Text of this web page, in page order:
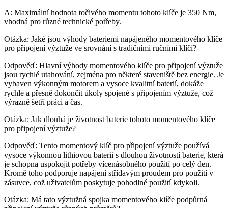
A: Maximální hodnota točivého momentu tohoto klíče je 350 Nm,
vhodná pro různé technické potřeby.
Otázka: Jaké jsou výhody bateriemi napájeného momentového klíče
pro připojení výztuže ve srovnání s tradičními ručními klíči?
Odpověď: Hlavní výhody momentového klíče pro připojení výztuže
jsou rychlé utahování, zejména pro některé staveniště bez energie. Je
vybaven výkonným motorem a vysoce kvalitní baterií, dokáže
rychle a přesně dokončit úkoly spojené s připojením výztuže, což
výrazně šetří práci a čas.
Otázka: Jak dlouhá je životnost baterie tohoto momentového klíče
pro připojení výztuže?
Odpověď: Tento momentový klíč pro připojení výztuže používá
vysoce výkonnou lithiovou baterii s dlouhou životností baterie, která
je schopna uspokojit potřeby vícenásobného použití po celý den.
Kromě toho podporuje napájení střídavým proudem pro použití v
zásuvce, což uživatelům poskytuje pohodlné použití kdykoli.
Otázka: Má tato výztužná spojka momentového klíče podpůrná